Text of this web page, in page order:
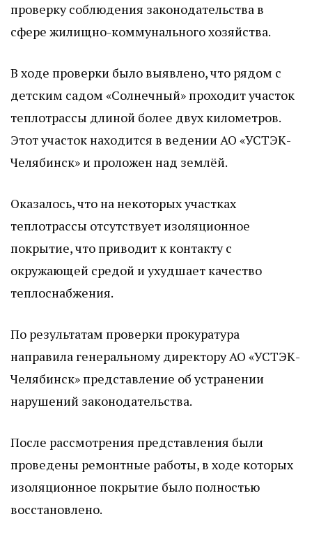
проверку соблюдения законодательства в
сфере жилищно-коммунального хозяйства.
В ходе проверки было выявлено, что рядом с
детским садом «Солнечный» проходит участок
теплотрассы длиной более двух километров.
Этот участок находится в ведении АО «УСТЭК-
Челябинск» и проложен над землёй.
Оказалось, что на некоторых участках
теплотрассы отсутствует изоляционное
покрытие, что приводит к контакту с
окружающей средой и ухудшает качество
теплоснабжения.
По результатам проверки прокуратура
направила генеральному директору АО «УСТЭК-
Челябинск» представление об устранении
нарушений законодательства.
После рассмотрения представления были
проведены ремонтные работы, в ходе которых
изоляционное покрытие было полностью
восстановлено.